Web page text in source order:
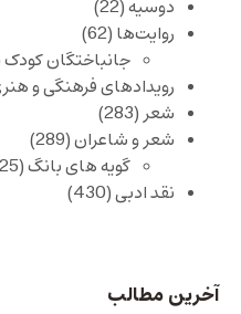
دوسیه(22)
روایت‌ها (62)
جانباختگان کودک
رویدادهای فرهنگی و
شعر(283)
شعر و شاعران(289)
گویه های بانگ(25)
نقد ادبی(430)
آخرین مطالب